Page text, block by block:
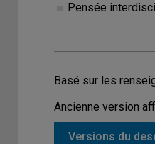
Pensée
Basé sur les
Ancienne version
Versions du